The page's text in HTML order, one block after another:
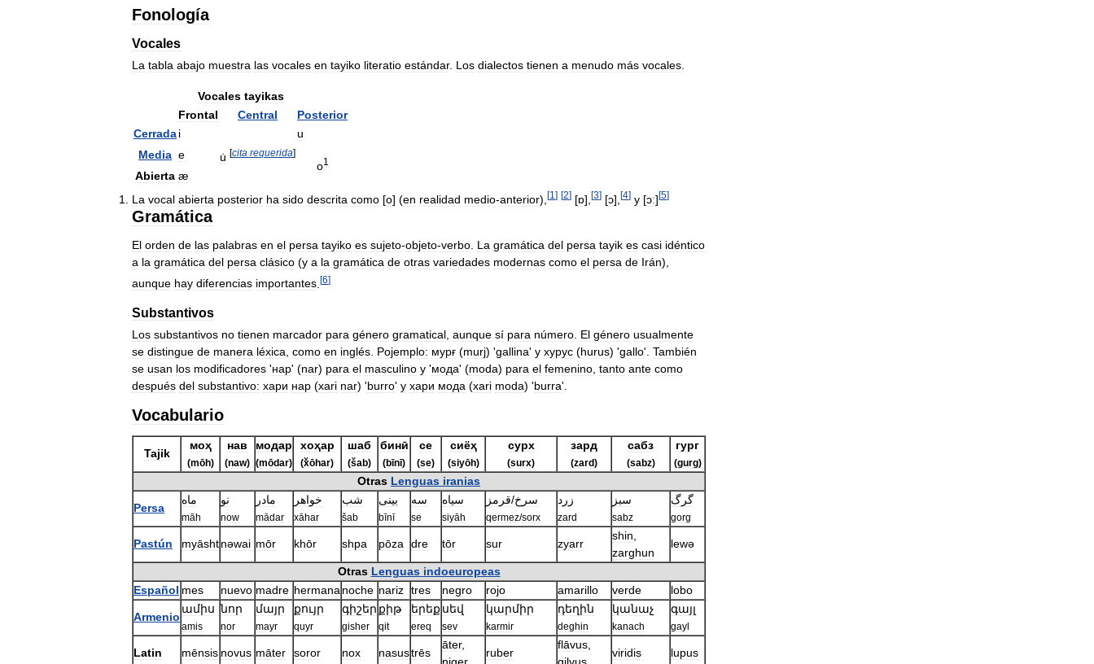
Fonología
Vocales
La tabla abajo muestra las vocales en tayiko literatio estándar. Los dialectos tienen a menudo más vocales
Vocales tayikas
Frontal
Central
Posterior
Cerradai
u
Media e u̇ [cita requerida]
o1
Abierta æ
La vocal abierta posterior ha sido descrita como [o] (en realidad medio-anterior), [1 ] [2] [ɒ] [3] [ɔ] [4] y [ɔː][5]
Gramática
El orden de las palabras en el persa tayiko es sujeto-objeto-verbo La gramática del persa tayik es casi idéntico
a la gramática del persa clásico (y a la gramática de otras variedades modernas como el persa de Irán),
aunque hay diferencias importantes [6]
Substantivos
Los substantivos no tienen marcador para género gramatical, aunque sí para número. El género usualmente
se distingue de manera léxica, como en inglés. Pojemplo: мурғ (murj) 'gallina' y хурус (hurus) 'gallo'. También
se usan los modificadores 'нар' (nar) para el masculino y 'мода' (moda) para el femenino, tanto ante como
después del substantivo: хари нар (xari nar) 'burro' y хари мода (xari moda) 'burra'.
Vocabulario
Tajik
моҳ
(mōh)
нав
(naw)
модар
(mōdar)
хоҳар
(xͮōhar)
шаб
(šab)
бинӣ
(bīnī)
се
(se)
сиёҳ
(siyōh)
сурх
(surx)
зард
(zard)
сабз
(sabz)
гург
(gurg)
Otras Lenguas iranias
Persa
ماه
māh
نو
now
مادر
mādar
خواهر
xāhar
شب
šab
بينى
bīnī
سه
se
سياه
siyāh
سرخ/قرمز
qermez/sorx
زرد
zard
سبز
sabz
گرگ
gorg
Pastún myāshtnəwai mōr khōr shpa pōza dre tōr sur zyarr
shin,
zarghun
lewə
Otras Lenguas indoeuropeas
Español mes nuevo madre hermananoche nariz tres negro rojo amarillo verde lobo
Armenio
ամիս
amis
նոր
nor
մայր
mayr
քույր
quyr
գիշեր
gisher
քիթ
qit
երեք
ereq
սեվ
sev
կարմիր
karmir
դեղին
deghin
կանաչ
kanach
գայլ
gayl
Latin mēnsis novus māter soror nox nasustrēs
āter,
ruber
flāvus,
viridis lupus